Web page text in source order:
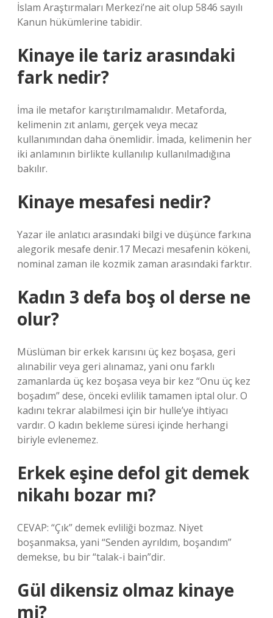
İslam Araştırmaları Merkezi’ne ait olup 5846 sayılı
Kanun hükümlerine tabidir.
Kinaye ile tariz arasındaki
fark nedir?
İma ile metafor karıştırılmamalıdır. Metaforda,
kelimenin zıt anlamı, gerçek veya mecaz
kullanımından daha önemlidir. İmada, kelimenin her
iki anlamının birlikte kullanılıp kullanılmadığına
bakılır.
Kinaye mesafesi nedir?
Yazar ile anlatıcı arasındaki bilgi ve düşünce farkına
alegorik mesafe denir.17 Mecazi mesafenin kökeni,
nominal zaman ile kozmik zaman arasındaki farktır.
Kadın 3 defa boş ol derse ne
olur?
Müslüman bir erkek karısını üç kez boşasa, geri
alınabilir veya geri alınamaz, yani onu farklı
zamanlarda üç kez boşasa veya bir kez “Onu üç kez
boşadım” dese, önceki evlilik tamamen iptal olur. O
kadını tekrar alabilmesi için bir hulle’ye ihtiyacı
vardır. O kadın bekleme süresi içinde herhangi
biriyle evlenemez.
Erkek eşine defol git demek
nikahı bozar mı?
CEVAP: “Çık” demek evliliği bozmaz. Niyet
boşanmaksa, yani “Senden ayrıldım, boşandım”
demekse, bu bir “talak-i bain”dir.
Gül dikensiz olmaz kinaye
mi?